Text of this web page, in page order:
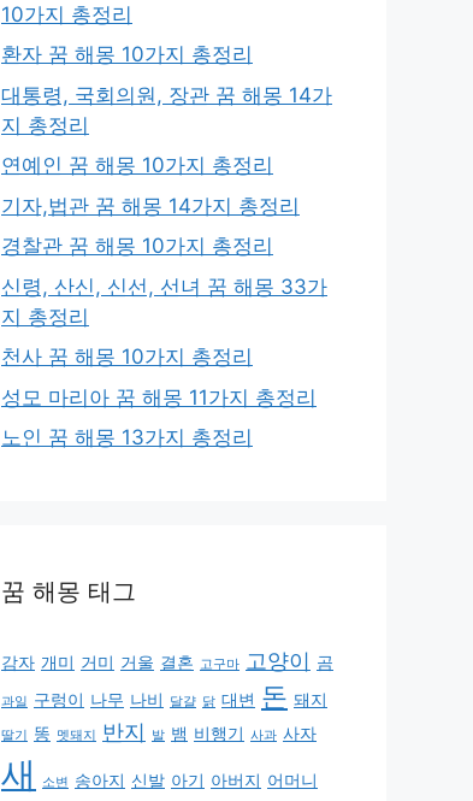
10가지 총정리
환자 꿈 해몽 10가지 총정리
대통령, 국회의원, 장관 꿈 해몽 14가
지 총정리
연예인 꿈 해몽 10가지 총정리
기자,법관 꿈 해몽 14가지 총정리
경찰관 꿈 해몽 10가지 총정리
신령, 산신, 신선, 선녀 꿈 해몽 33가
지 총정리
천사 꿈 해몽 10가지 총정리
성모 마리아 꿈 해몽 11가지 총정리
노인 꿈 해몽 13가지 총정리
꿈 해몽 태그
감자 개미 거미 거울 결혼 고구마 고양이 곰
과일 구렁이 나무 나비 달걀 닭 대변 돈 돼지
딸기 똥 멧돼지 반지 발 뱀 비행기 사과 사자
새 소변 송아지 신발 아기 아버지 어머니